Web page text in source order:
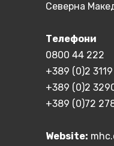
Северна
Телефони
0800 44 222
+389 (0)2
+389 (0)2
+389 (0)72
Website: